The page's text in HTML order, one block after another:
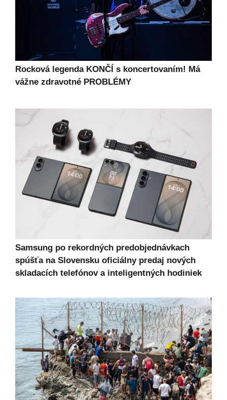
Rocková legenda KONČÍ s koncertovaním! Má
vážne zdravotné PROBLÉMY
Samsung po rekordných predobjednávkach
spúšťa na Slovensku oficiálny predaj nových
skladacích telefónov a inteligentných hodiniek